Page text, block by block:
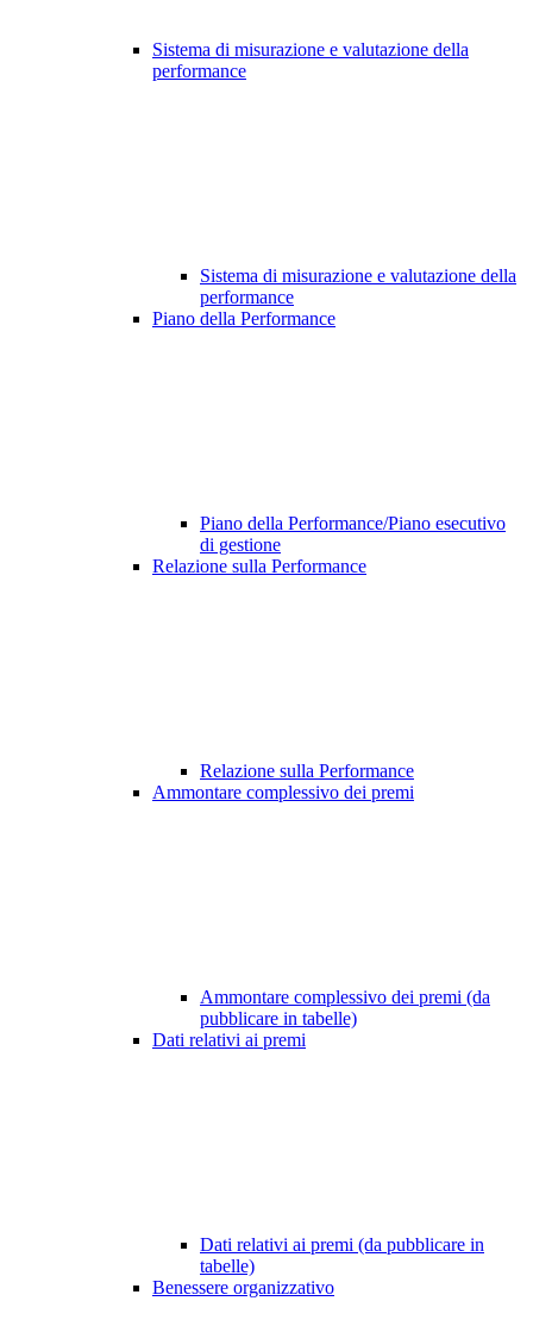
Sistema di misurazione e valutazione della
performance
Sistema di misurazione e valutazione della
performance
Piano della Performance
Piano della Performance/Piano esecutivo
di gestione
Relazione sulla Performance
Relazione sulla Performance
Ammontare complessivo dei premi
Ammontare complessivo dei premi (da
pubblicare in tabelle)
Dati relativi ai premi
Dati relativi ai premi (da pubblicare in
tabelle)
Benessere organizzativo